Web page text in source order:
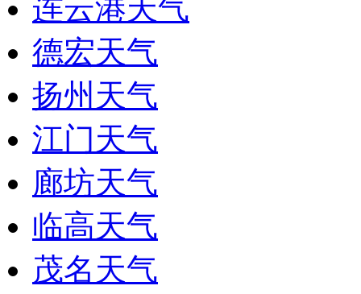
连云港天气
德宏天气
扬州天气
江门天气
廊坊天气
临高天气
茂名天气